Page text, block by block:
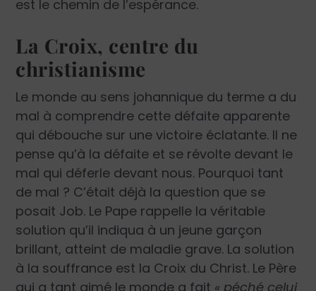
est le chemin de l’espérance.
La Croix, centre du
christianisme
Le monde au sens johannique du terme a du
mal à comprendre cette défaite apparente
qui débouche sur une victoire éclatante. Il ne
pense qu’à la défaite et se révolte devant le
mal qui déferle devant nous. Pourquoi tant
de mal ? C’était déjà la question que se
posait Job. Le Pape rappelle la véritable
solution qu’il indiqua à un jeune garçon
brillant, atteint de maladie grave. La solution
à la souffrance est la Croix du Christ. Le Père
qui a tant aimé le monde a fait « péché celui